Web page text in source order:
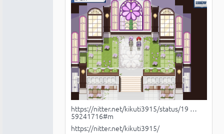
https://nitter.net/kikuti3915/status/19 …
59241716#m
https://nitter.net/kikuti3915/